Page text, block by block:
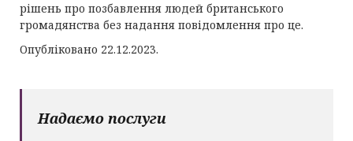
рішень про позбавлення людей британського
громадянства без надання повідомлення про це.
Опубліковано 22.12.2023.
Надаємо послуги